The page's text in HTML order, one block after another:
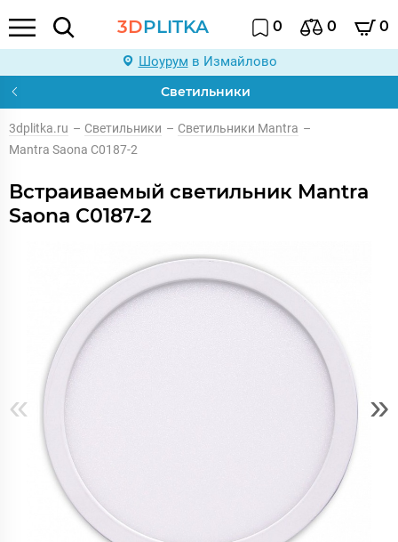
3DPLITKA 0 0 0
Шоурум в Измайлово
Светильники
3dplitka.ru – Светильники – Светильники Mantra –
Mantra Saona C0187-2
Встраиваемый светильник Mantra
Saona C0187-2
« »